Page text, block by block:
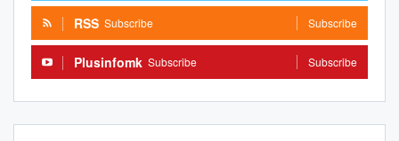
RSS Subscribe Subscribe
Plusinfomk Subscribe Subscribe